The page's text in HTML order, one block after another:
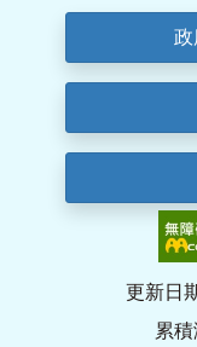
政
更新日
累